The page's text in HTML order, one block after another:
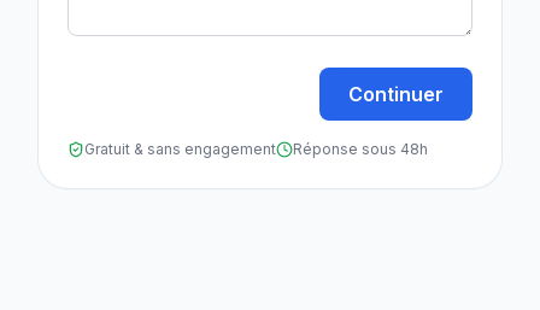
Continuer
Gratuit & sans engagement Réponse sous 48h